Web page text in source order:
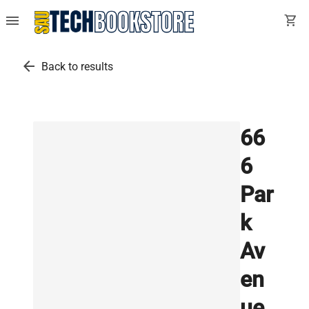
menu shopping_cart
arrow_back Back to results
66
6
Par
k
Av
en